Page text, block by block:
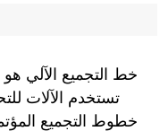
خط التجميع الآلي
تستخدم الآلات
خطوط التجميع